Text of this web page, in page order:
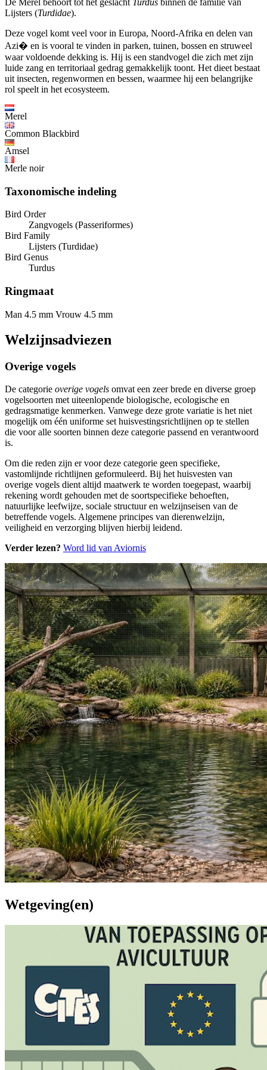
De Merel behoort tot het geslacht Turdus binnen de familie van
Lijsters (Turdidae).
Deze vogel komt veel voor in Europa, Noord-Afrika en delen van
Azi� en is vooral te vinden in parken, tuinen, bossen en struweel
waar voldoende dekking is. Hij is een standvogel die zich met zijn
luide zang en territoriaal gedrag gemakkelijk toont. Het dieet bestaat
uit insecten, regenwormen en bessen, waarmee hij een belangrijke
rol speelt in het ecosysteem.
Merel
Common Blackbird
Amsel
Merle noir
Taxonomische indeling
Bird Order
Zangvogels (Passeriformes)
Bird Family
Lijsters (Turdidae)
Bird Genus
Turdus
Ringmaat
Man 4.5 mm Vrouw 4.5 mm
Welzijnsadviezen
Overige vogels
De categorie overige vogels omvat een zeer brede en diverse groep
vogelsoorten met uiteenlopende biologische, ecologische en
gedragsmatige kenmerken. Vanwege deze grote variatie is het niet
mogelijk om één uniforme set huisvestingsrichtlijnen op te stellen
die voor alle soorten binnen deze categorie passend en verantwoord
is.
Om die reden zijn er voor deze categorie geen specifieke,
vastomlijnde richtlijnen geformuleerd. Bij het huisvesten van
overige vogels dient altijd maatwerk te worden toegepast, waarbij
rekening wordt gehouden met de soortspecifieke behoeften,
natuurlijke leefwijze, sociale structuur en welzijnseisen van de
betreffende vogels. Algemene principes van dierenwelzijn,
veiligheid en verzorging blijven hierbij leidend.
Verder lezen? Word lid van Aviornis
Wetgeving(en)